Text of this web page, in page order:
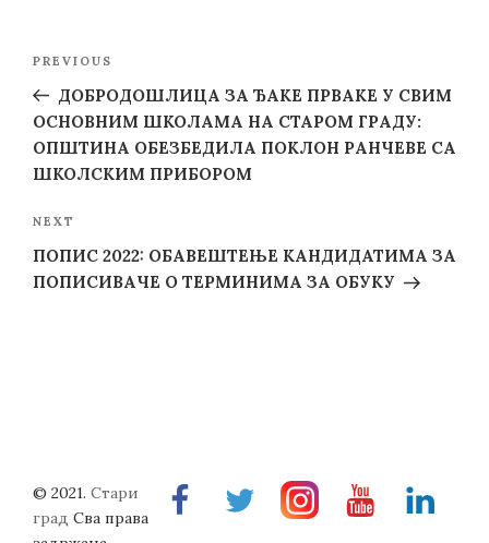
Previous
Post
PREVIOUS
ДОБРОДОШЛИЦА ЗА ЂАКЕ ПРВАКЕ У СВИМ
ОСНОВНИМ ШКОЛАМА НА СТАРОМ ГРАДУ:
ОПШТИНА ОБЕЗБЕДИЛА ПОКЛОН РАНЧЕВЕ СА
ШКОЛСКИМ ПРИБОРОМ
Next
Post
NEXT
ПОПИС 2022: ОБАВЕШТЕЊЕ КАНДИДАТИМА ЗА
ПОПИСИВАЧЕ О ТЕРМИНИМА ЗА ОБУКУ
FacebookTwitterInstragramYoutubeLinkedin
© 2021. Стари
град Сва права